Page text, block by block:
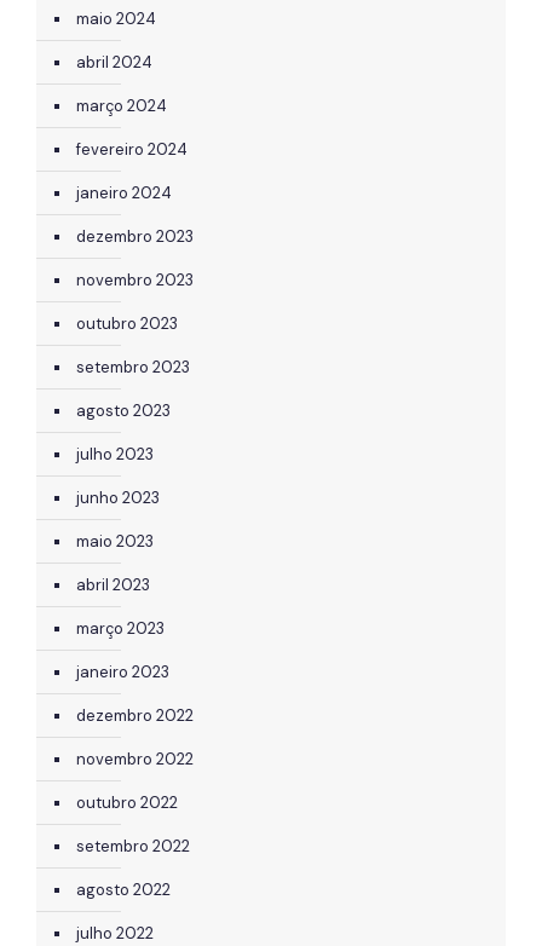
maio 2024
abril 2024
março 2024
fevereiro 2024
janeiro 2024
dezembro 2023
novembro 2023
outubro 2023
setembro 2023
agosto 2023
julho 2023
junho 2023
maio 2023
abril 2023
março 2023
janeiro 2023
dezembro 2022
novembro 2022
outubro 2022
setembro 2022
agosto 2022
julho 2022